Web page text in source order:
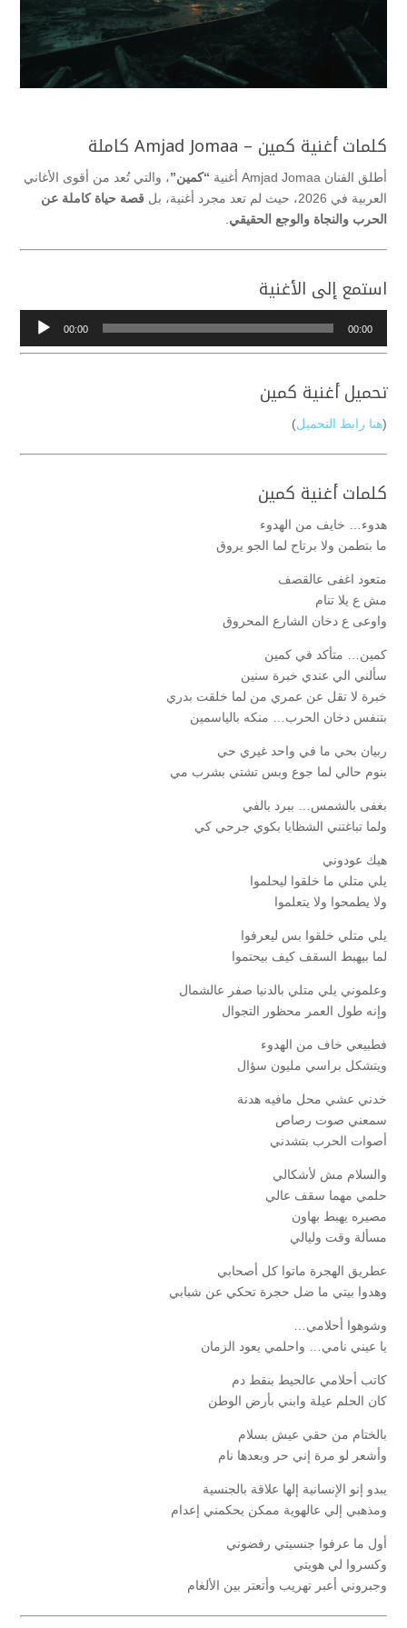
كلمات أغنية كمين – Amjad Jomaa كاملة
أطلق الفنان Amjad Jomaa أغنية “كمين”، والتي تُعد من أقوى الأغاني
العربية في 2026، حيث لم تعد مجرد أغنية، بل
قصة حياة كاملة عن
الحرب والنجاة والوجع الحقيقي
استمع إلى الأغنية
00:00 00:00
تحميل أغنية كمين
(هنا رابط التحميل)
كلمات أغنية كمين
هدوء… خايف من الهدوء
ما بتطمن ولا برتاح لما الجو يروق
متعود اغفى عالقصف
مش ع يلا تنام
واوعى ع دخان الشارع المحروق
كمين… متأكد في كمين
سألني الي عندي خبرة سنين
خبرة لا تقل عن عمري من لما خلقت بدري
بتنفس دخان الحرب… منكه بالياسمين
ربيان بحي ما في واحد غيري حي
بنوم حالي لما جوع وبس تشتي بشرب مي
بغفى بالشمس… ببرد بالفي
ولما تباغتني الشظايا بكوي جرحي كي
هيك عودوني
يلي متلي ما خلقوا ليحلموا
ولا يطمحوا ولا يتعلموا
يلي متلي خلقوا بس ليعرفوا
لما بيهبط السقف كيف بيحتموا
وعلموني يلي متلي بالدنيا صفر عالشمال
وإنه طول العمر محظور التجوال
فطبيعي خاف من الهدوء
ويتشكل براسي مليون سؤال
خدني عشي محل مافيه هدنة
سمعني صوت رصاص
أصوات الحرب بتشدني
والسلام مش لأشكالي
حلمي مهما سقف عالي
مصيره يهبط بهاون
مسألة وقت وليالي
عطريق الهجرة ماتوا كل أصحابي
وهدوا بيتي ما ضل حجرة تحكي عن شبابي
وشوهوا أحلامي…
يا عيني نامي… واحلمي يعود الزمان
كاتب أحلامي عالحيط بنقط دم
كان الحلم عيلة وابني بأرض الوطن
بالختام من حقي عيش بسلام
وأشعر لو مرة إني حر وبعدها نام
يبدو إنو الإنسانية إلها علاقة بالجنسية
ومذهبي إلي عالهوية ممكن يحكمني إعدام
أول ما عرفوا جنسيتي رفضوني
وكسروا لي هويتي
وجبروني أعبر تهريب وأتعتر بين الألغام